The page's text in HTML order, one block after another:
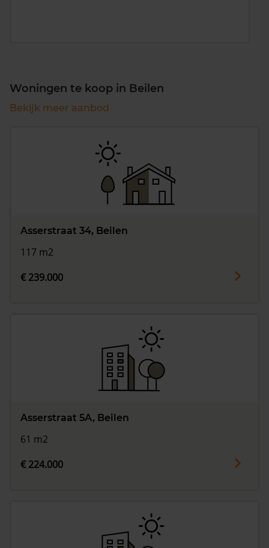
Woningen te koop in Beilen
Bekijk meer aanbod
Asserstraat 34, Beilen
117 m2
€ 239.000
Asserstraat 5A, Beilen
61 m2
€ 224.000